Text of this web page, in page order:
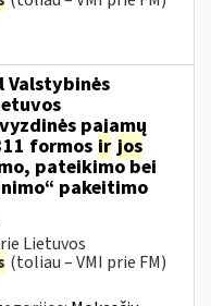
Valstybinės
pajamų
formos ir jos
pateikimo bei
pakeitimo
Lietuvos
(toliau – VMI prie FM)